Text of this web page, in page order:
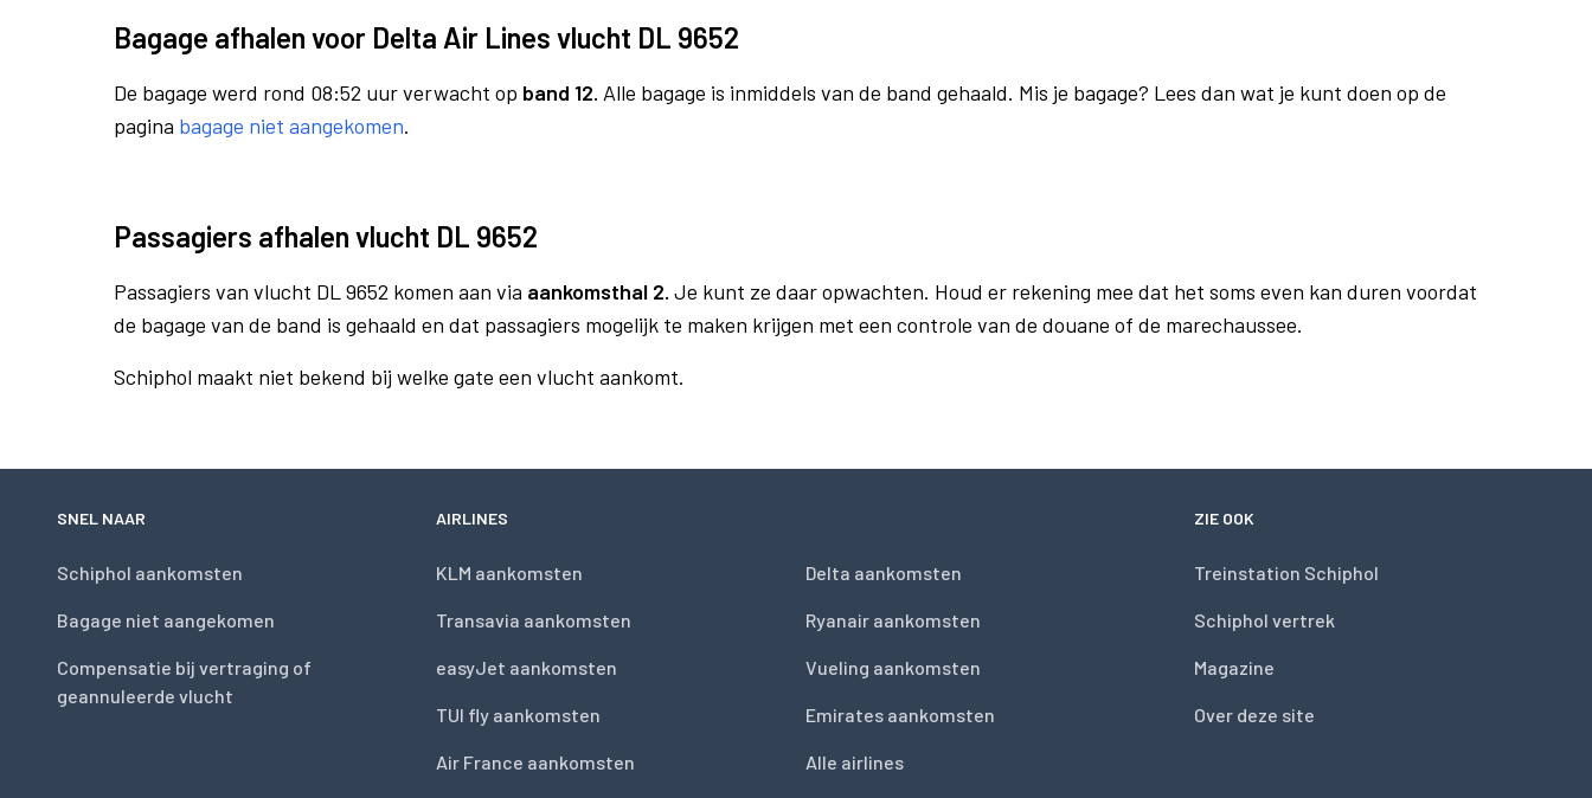
Bagage afhalen voor Delta Air Lines vlucht DL 9652
De bagage werd rond 08:52 uur verwacht op band 12. Alle bagage is inmiddels van de band gehaald. Mis je bagage? Lees dan wat je kunt doen op de
pagina bagage niet aangekomen.
Passagiers afhalen vlucht DL 9652
Passagiers van vlucht DL 9652 komen aan via aankomsthal 2. Je kunt ze daar opwachten. Houd er rekening mee dat het soms even kan duren voordat
de bagage van de band is gehaald en dat passagiers mogelijk te maken krijgen met een controle van de douane of de marechaussee.
Schiphol maakt niet bekend bij welke gate een vlucht aankomt.
SNEL NAAR
Schiphol aankomsten
Bagage niet aangekomen
Compensatie bij vertraging of
geannuleerde vlucht
AIRLINES
KLM aankomsten
Transavia aankomsten
easyJet aankomsten
TUI fly aankomsten
Air France aankomsten
Delta aankomsten
Ryanair aankomsten
Vueling aankomsten
Emirates aankomsten
Alle airlines
ZIE OOK
Treinstation Schiphol
Schiphol vertrek
Magazine
Over deze site